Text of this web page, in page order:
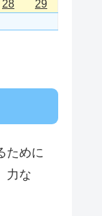
28
29
ために
力な